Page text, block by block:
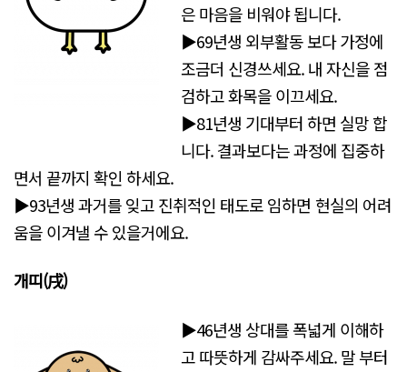
은 마음을 비워야 됩니다.
▶69년생 외부활동 보다 가정에
조금더 신경쓰세요. 내 자신을 점
검하고 화목을 이끄세요.
▶81년생 기대부터 하면 실망 합
니다. 결과보다는 과정에 집중하
면서 끝까지 확인 하세요.
▶93년생 과거를 잊고 진취적인 태도로 임하면 현실의 어려
움을 이겨낼 수 있을거에요.
개띠(戌)
▶46년생 상대를 폭넓게 이해하
고 따뜻하게 감싸주세요. 말 부터